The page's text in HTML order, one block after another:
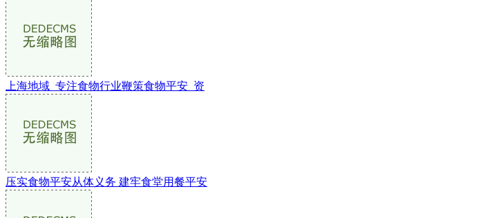
上海地域_专注食物行业鞭策食物平安_资
压实食物平安从体义务 建牢食堂用餐平安